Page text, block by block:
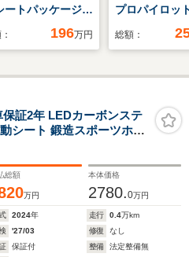
ートパッケージ
Wサンルーフ/後
ルーズコントロ
/100V電源/純正ナ
デジ/バックカメ
オートライト/
AW
196万円
プロパイロッ
ィション
ロット・シー
ー・SOSコー
総額：
証2年 LEDカーボンステ
シート 鍛造スポーツホイ
総額
万円
本体価格
2780.0万円
2024年 走行 0.4万km
'27/03 修復
なし
保証付 整備
法定整備無